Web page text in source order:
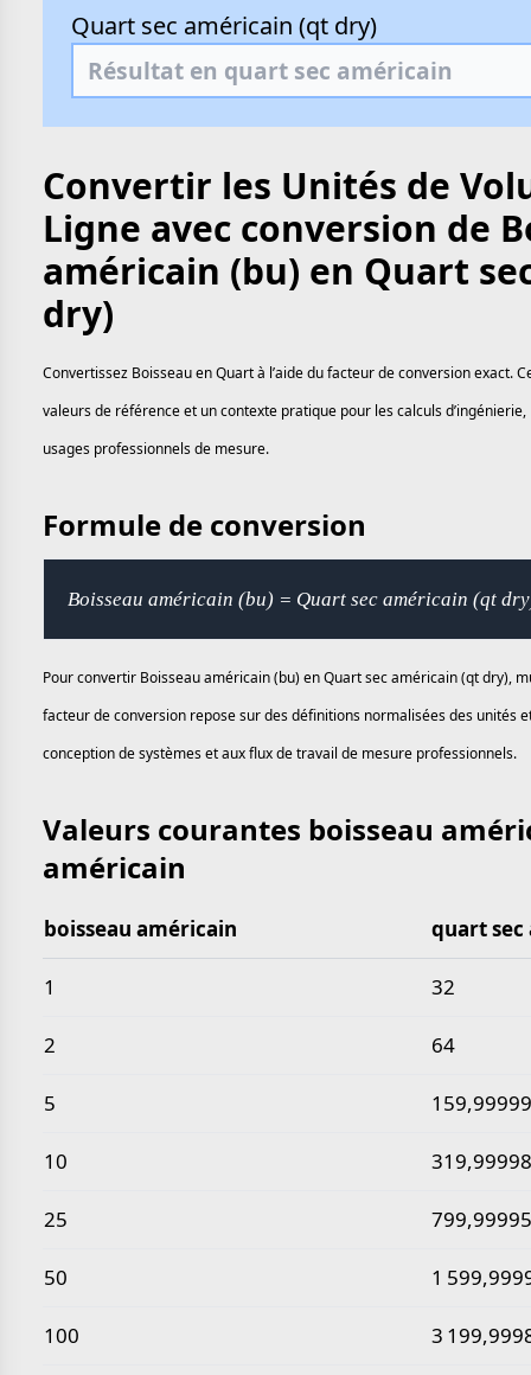
Quart sec américain (qt dry)
Convertir les Unités de
Ligne avec conversion de
américain (bu) en Quart
dry)
Convertissez Boisseau en Quart à l’aide du facteur de conversion exact.
valeurs de référence et un contexte pratique pour les calculs
usages professionnels de mesure.
Formule de conversion
Boisseau américain (bu) = Quart sec américain (qt
Pour convertir Boisseau américain (bu) en Quart sec américain (qt dry),
facteur de conversion repose sur des définitions normalisées des unités
conception de systèmes et aux flux de travail de mesure professionnels.
Valeurs courantes boisseau
américain
Valeurs courantes boisseau américain en quart
boisseau américain quart
1 32
2 64
5 159,99999
10 319,99998
25 799,99995
50 1
100 3